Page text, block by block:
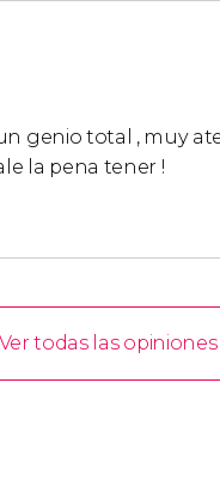
genio total , muy
la pena tener !
Ver todas las opiniones